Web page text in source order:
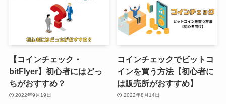
【コインチェック・
bitFlyer】初心者にはどっ
ちがおすすめ？
2022年9月19日
コインチェックでビットコ
インを買う方法【初心者に
は販売所がおすすめ】
2022年8月14日